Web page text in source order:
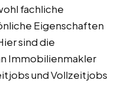
fachliche
Eigenschaften
sind die
Immobilienmakler
und Vollzeitjobs